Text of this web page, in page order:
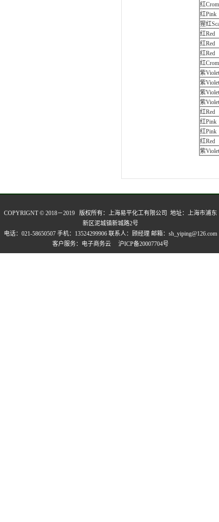
红
红Pink
猩红
红Red
红Red
红Red
红
紫Violet
紫Violet
紫Violet
紫Violet
红Red
红Pink
红Pink
红Red
紫Violet
COPYRIGNT © 2018－2019 版权所有： 上海易平化工有限公司 地址：上海市浦东
新区泥城镇新城路2号
电话：021-58650507 手机：13524299906 联系人：顾经理 邮箱：sh_yiping@126.com
客户服务： 电子商务云 沪ICP备20007704号